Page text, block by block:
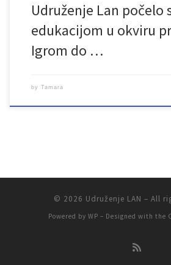
Udruženje Lan počelo
edukacijom u okviru
Igrom do …
by Tamara
© 2026 Udruženje LAN – All
Powered by WP – Designed with the